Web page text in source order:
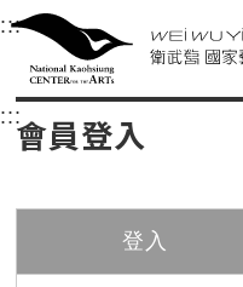
衛武營國家藝術
中央內容區塊，為本頁主要內
:::選單連結區塊，此區
衛武營國家藝
::: 中央內容區塊，為本
會員登入
登入